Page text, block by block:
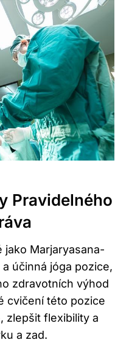
Pravidelného
jako Marjaryasana-
účinná jóga⁤ pozice,
zdravotních výhod
cvičení této pozice
zlepšit flexibility a
a zad.